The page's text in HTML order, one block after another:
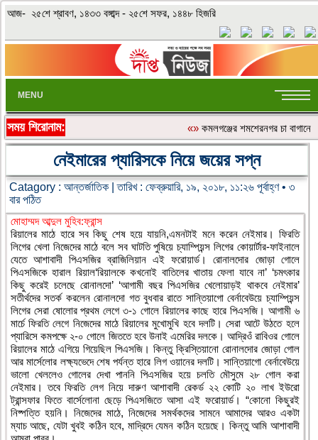
আজ- ২৫শে শ্রাবণ, ১৪৩৩ বঙ্গাব্দ - ২৫শে সফর, ১৪৪৮ হিজরি
MENU
সময় শিরোনাম: «» কমলগঞ্জের শমশেরনগর চা
নেইমারের প্যারিসকে নিয়ে জয়ের সপ্ন
Catagory : আন্তর্জাতিক | তারিখ : ফেব্রুয়ারি, ১৯, ২০১৮, ১১:২৬ পূর্বাহ্ণ • ৩
বার পঠিত
মোহাম্মদ আব্দুল মুহিব:ফ্রান্স
রিয়ালের মাঠে হারে সব কিছু শেষ হয়ে যায়নি,এমনটাই মনে করেন নেইমার। ফিরতি
লিগের খেলা নিজেদের মাঠে বলে সব ঘাটতি পুষিয়ে চ্যাম্পিয়ন্স লিগের কোয়ার্টার-ফাইনালে
যেতে আশাবাদী পিএসজির ব্রাজিলিয়ান এই ফরোয়ার্ড। রোনালদোর জোড়া গোলে
পিএসজিকে হারাল রিয়াল‘রিয়ালকে কখনোই বাতিলের খাতায় ফেলা যাবে না’ ‘চমৎকার
কিছু করেই চলেছে রোনালদো’ ‘আগামী বছর পিএসজির খেলোয়াড়ই থাকবে নেইমার’
সতীর্থদের সতর্ক করলেন রোনালদো গত বুধবার রাতে সান্তিয়াগো বের্নাবেউয়ে চ্যাম্পিয়ন্স
লিগের সেরা ষোলোর প্রথম লেগে ৩-১ গোলে রিয়ালের কাছে হারে পিএসজি। আগামী ৬
মার্চে ফিরতি লেগে নিজেদের মাঠে রিয়ালের মুখোমুখি হবে দলটি। সেরা আটে উঠতে হলে
প্যারিসে কমপক্ষে ২-০ গোলে জিততে হবে উনাই এমেরির দলকে। আদ্রিওঁ রাবিওর গোলে
রিয়ালের মাঠে এগিয়ে গিয়েছিল পিএসজি। কিন্তু ক্রিস্তিয়ানো রোনালদোর জোড়া গোল
আর মার্সেলোর লক্ষ্যভেদে শেষ পর্যন্ত হারে লিগ ওয়ানের দলটি। সান্তিয়াগো বের্নাবেউয়ে
ভালো খেললেও গোলের দেখা পাননি পিএসজির হয়ে চলতি মৌসুমে ২৮ গোল করা
নেইমার। তবে ফিরতি লেগ নিয়ে দারুণ আশাবাদী রেকর্ড ২২ কোটি ২০ লাখ ইউরো
ট্রান্সফার ফিতে বার্সেলোনা ছেড়ে পিএসজিতে আসা এই ফরোয়ার্ড। “কোনো কিছুরই
নিষ্পত্তি হয়নি। নিজেদের মাঠে, নিজেদের সমর্থকদের সামনে আমাদের আরও একটা
ম্যাচ আছে, যেটা খুবই কঠিন হবে, মাদ্রিদে যেমন কঠিন হয়েছে। কিন্তু আমি আশাবাদী